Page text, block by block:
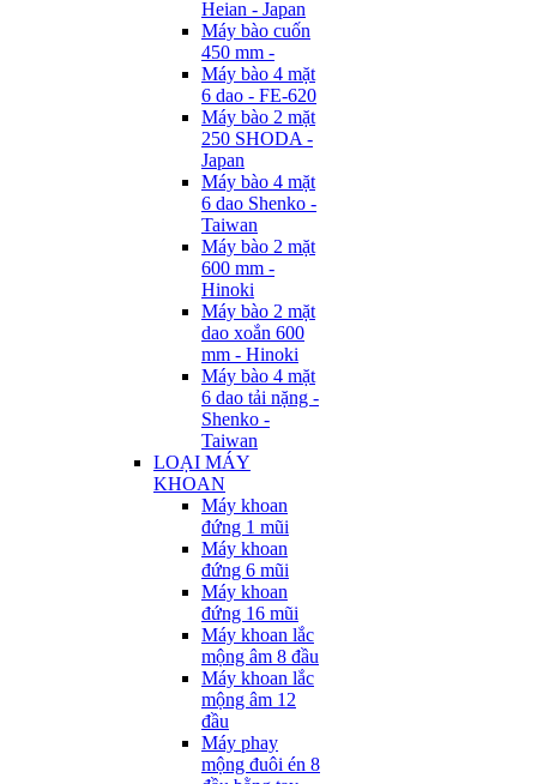
Heian - Japan
Máy bào cuốn
450 mm -
Máy bào 4 mặt
6 dao - FE-620
Máy bào 2 mặt
250 SHODA -
Japan
Máy bào 4 mặt
6 dao Shenko -
Taiwan
Máy bào 2 mặt
600 mm -
Hinoki
Máy bào 2 mặt
dao xoắn 600
mm - Hinoki
Máy bào 4 mặt
6 dao tải nặng -
Shenko -
Taiwan
LOẠI MÁY
KHOAN
Máy khoan
đứng 1 mũi
Máy khoan
đứng 6 mũi
Máy khoan
đứng 16 mũi
Máy khoan lắc
mộng âm 8 đầu
Máy khoan lắc
mộng âm 12
đầu
Máy phay
mộng đuôi én 8